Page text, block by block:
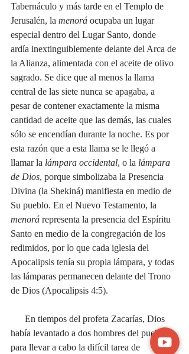
Tabernáculo y más tarde en el Templo de
Jerusalén, la menorá ocupaba un lugar
especial dentro del Lugar Santo, donde
ardía inextinguiblemente delante del Arca de
la Alianza, alimentada con el aceite de olivo
sagrado. Se dice que al menos la llama
central de las siete nunca se apagaba, a
pesar de contener exactamente la misma
cantidad de aceite que las demás, las cuales
sólo se encendían durante la noche. Es por
esta razón que a esta llama se le llegó a
llamar la lámpara occidental, o la lámpara
de Dios, porque simbolizaba la Presencia
Divina (la Shekiná) manifiesta en medio de
Su pueblo. En el Nuevo Testamento, la
menorá representa la presencia del Espíritu
Santo en medio de la congregación de los
redimidos, por lo que cada iglesia del
Apocalipsis tenía su propia lámpara, y todas
las lámparas permanecen delante del Trono
de Dios (Apocalipsis 4:5).
había levantado a dos hombres del pueblo,
para llevar a cabo la difícil tarea de